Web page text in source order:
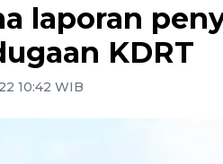
laporan
KDRT
10:42 WIB